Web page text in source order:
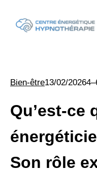
Bien-être13/02/2026
Qu’est-ce
Son rôle